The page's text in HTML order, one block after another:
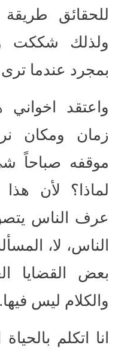
للحقائق
ولذلك شككت
بمجرد عندما
واعتقد
زمان ومكان
موقفه صباحاً
لماذا؟ لأن
عرف الناس
الناس، لا،
بعض القضايا
والكلام ليس
انا اتكلم